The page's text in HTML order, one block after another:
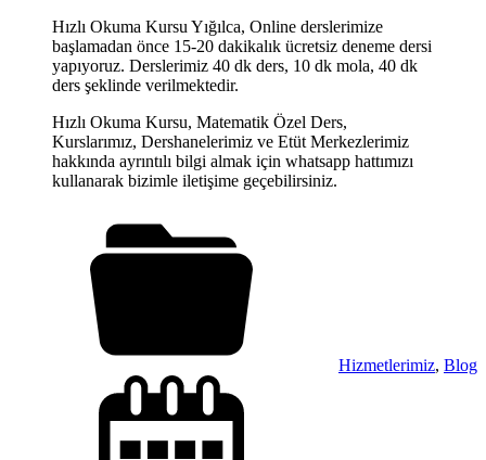
Hızlı Okuma Kursu Yığılca, Online derslerimize
başlamadan önce 15-20 dakikalık ücretsiz deneme dersi
yapıyoruz. Derslerimiz 40 dk ders, 10 dk mola, 40 dk
ders şeklinde verilmektedir.
Hızlı Okuma Kursu, Matematik Özel Ders,
Kurslarımız, Dershanelerimiz ve Etüt Merkezlerimiz
hakkında ayrıntılı bilgi almak için whatsapp hattımızı
kullanarak bizimle iletişime geçebilirsiniz.
Hizmetlerimiz, Blog